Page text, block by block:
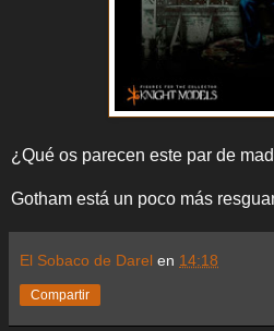
¿Qué os parecen este par de
Gotham está un poco más
El Sobaco de Darel en 14:18
Compartir